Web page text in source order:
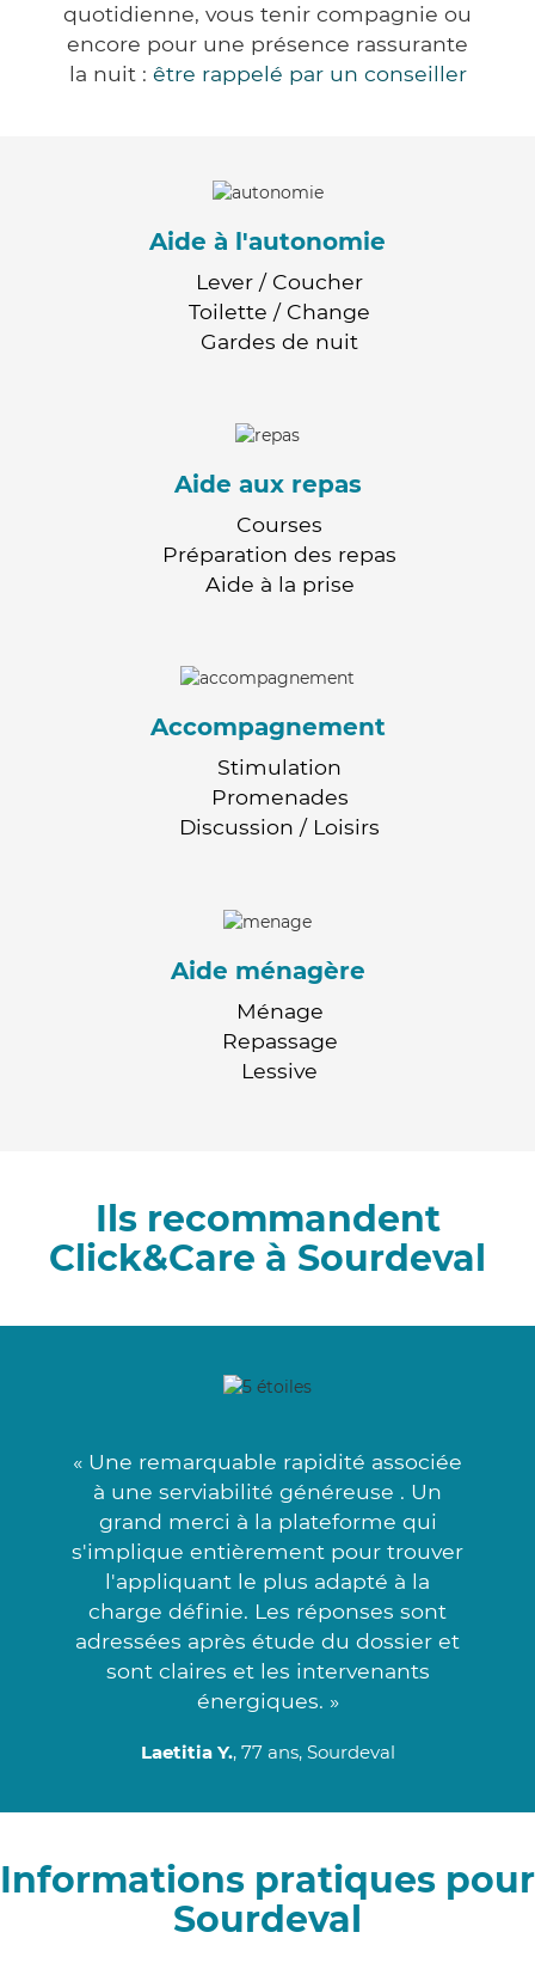
quotidienne, vous tenir compagnie ou
encore pour une présence rassurante
la nuit : être rappelé par un conseiller
Aide à l'autonomie
Lever / Coucher
Toilette / Change
Gardes de nuit
Aide aux repas
Courses
Préparation des repas
Aide à la prise
Accompagnement
Stimulation
Promenades
Discussion / Loisirs
Aide ménagère
Ménage
Repassage
Lessive
Ils recommandent
Click&Care à Sourdeval
« Une remarquable rapidité associée
à une serviabilité généreuse . Un
grand merci à la plateforme qui
s'implique entièrement pour trouver
l'appliquant le plus adapté à la
charge définie. Les réponses sont
adressées après étude du dossier et
sont claires et les intervenants
énergiques. »
Laetitia Y., 77 ans, Sourdeval
Informations pratiques pour
Sourdeval